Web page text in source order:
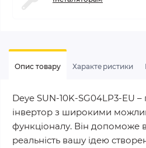
Опис товару Характеристики
Deye SUN-10K-SG04LP3-EU
інвертор з широкими
функціоналу. Він допоможе
реальність вашу ідею